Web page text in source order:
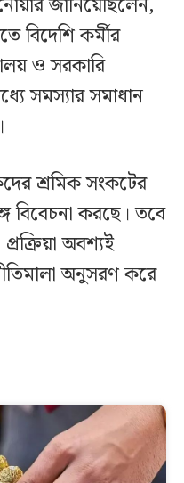
বিদেশি কর্মীর
ও সরকারি
সমস্যার সমাধান
শ্রমিক সংকটের
বিবেচনা করছে। তবে
অবশ্যই
অনুসরণ করে